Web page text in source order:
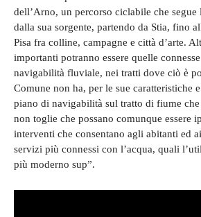
dell’Arno, un percorso ciclabile che segue
dalla sua sorgente, partendo da Stia, fino
Pisa fra colline, campagne e città d’arte.
importanti potranno essere quelle
navigabilità fluviale, nei tratti dove ciò è
Comune non ha, per le sue caratteristiche
piano di navigabilità sul tratto di fiume che
non toglie che possano comunque essere
interventi che consentano agli abitanti ed
servizi più connessi con l’acqua, quali
più moderno sup”.